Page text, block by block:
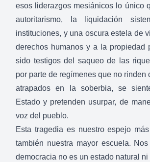
esos liderazgos mesiánicos lo único
autoritarismo, la liquidación
instituciones, y una oscura estela de
derechos humanos y a la propiedad
sido testigos del saqueo de las
por parte de regímenes que no rinden
atrapados en la soberbia, se
Estado y pretenden usurpar, de
voz del pueblo.
Esta tragedia es nuestro espejo
también nuestra mayor escuela.
democracia no es un estado natural